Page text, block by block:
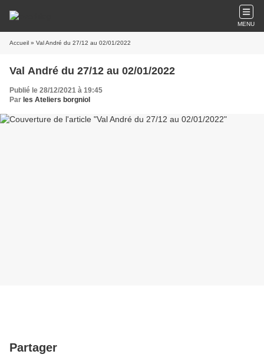
MENU
Accueil » Val André du 27/12 au 02/01/2022
Val André du 27/12 au 02/01/2022
Publié le 28/12/2021 à 19:45
Par les Ateliers borgniol
Partager